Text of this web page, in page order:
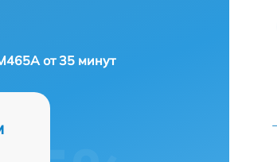
от 35 минут